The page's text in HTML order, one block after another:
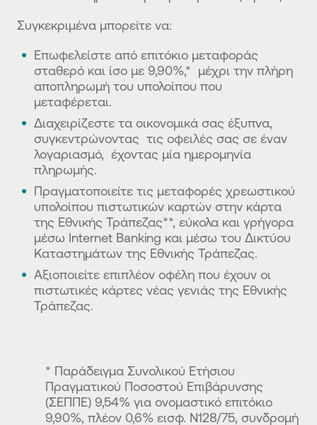
Συγκεκριμένα μπορείτε να:
Επωφελείστε από επιτόκιο μεταφοράς
σταθερό και ίσο με 9,90%,* μέχρι την πλήρη
αποπληρωμή του υπολοίπου που
μεταφέρεται.
Διαχειρίζεστε τα οικονομικά σας έξυπνα,
συγκεντρώνοντας τις οφειλές σας σε έναν
λογαριασμό, έχοντας μία ημερομηνία
πληρωμής.
Πραγματοποιείτε τις μεταφορές χρεωστικού
υπολοίπου πιστωτικών καρτών στην κάρτα
της Εθνικής Τράπεζας**, εύκολα και γρήγορα
μέσω Internet Banking και μέσω του Δικτύου
Καταστημάτων της Εθνικής Τράπεζας.
Αξιοποιείτε επιπλέον οφέλη που έχουν οι
πιστωτικές κάρτες νέας γενιάς της Εθνικής
Τράπεζας.
* Παράδειγμα Συνολικού Ετήσιου
Πραγματικού Ποσοστού Επιβάρυνσης
(ΣΕΠΠΕ) 9,54% για ονομαστικό επιτόκιο
9,90%, πλέον 0,6% εισφ. Ν128/75, συνδρομή